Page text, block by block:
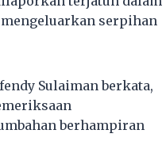
serpihan
Sulaiman berkata,
berhampiran